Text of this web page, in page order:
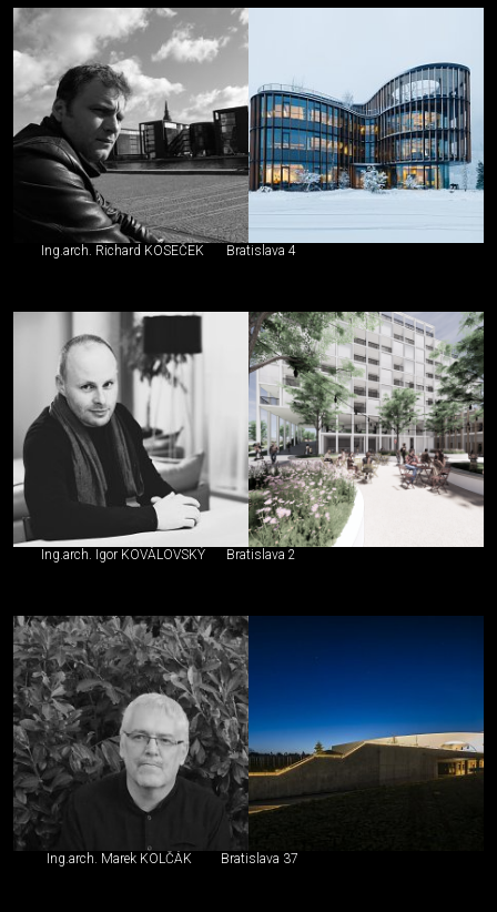
Ing.arch. Richard KOSEČEK Bratislava 4
Ing.arch. Igor KOVÁLOVSKÝ Bratislava 2
Ing.arch. Marek KOLČÁK Bratislava 37